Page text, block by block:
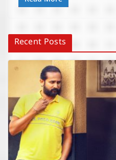
Recent Posts